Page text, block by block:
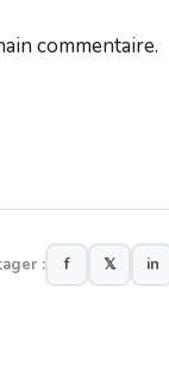
commentaire.
: f 𝕏 in